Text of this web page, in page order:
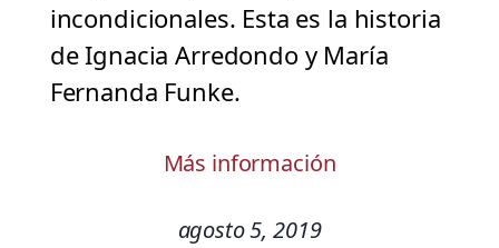
incondicionales. Esta es la historia
de Ignacia Arredondo y María
Fernanda Funke.
Más información
agosto 5, 2019